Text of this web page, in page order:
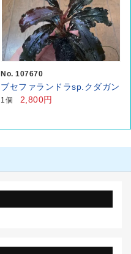
No. 107670
ブセファランドラsp.クダガン
1個 2,800円